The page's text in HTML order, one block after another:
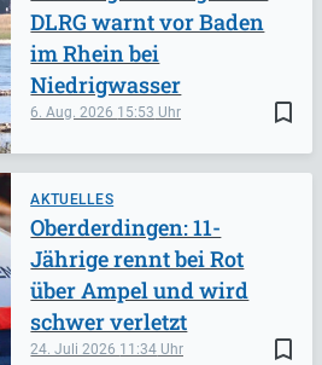
bookmark_border
6. Aug. 2026 15:53
DLRG warnt vor Baden
im Rhein bei
Niedrigwasser
AKTUELLES
bookmark_border
24. Juli 2026 11:34
Oberderdingen: 11-
Jährige rennt bei Rot
über Ampel und wird
schwer verletzt